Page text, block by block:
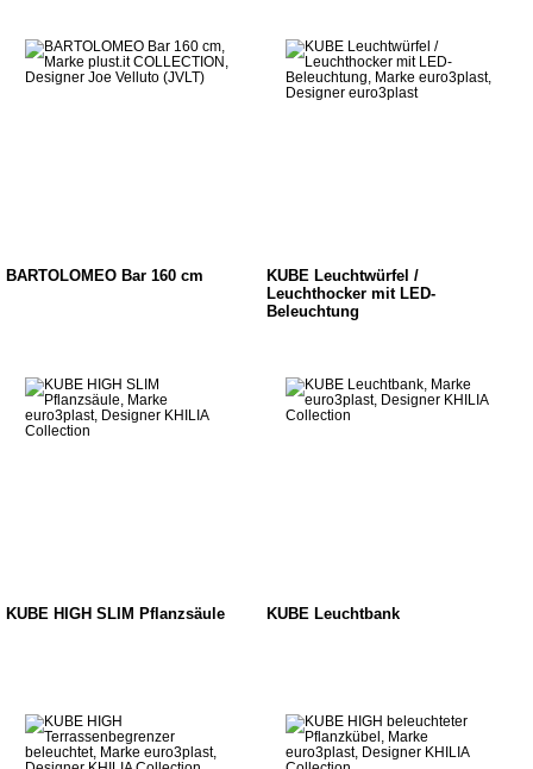
BARTOLOMEO Bar 160 cm
KUBE Leuchtwürfel /
Leuchthocker mit LED-
Beleuchtung
KUBE HIGH SLIM Pflanzsäule KUBE Leuchtbank